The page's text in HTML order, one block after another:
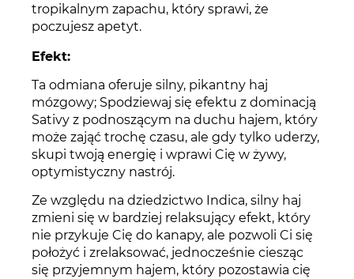
tropikalnym zapachu, który sprawi, że
poczujesz apetyt.
Efekt:
Ta odmiana oferuje silny, pikantny haj
mózgowy; Spodziewaj się efektu z dominacją
Sativy z podnoszącym na duchu hajem, który
może zająć trochę czasu, ale gdy tylko uderzy,
skupi twoją energię i wprawi Cię w żywy,
optymistyczny nastrój.
Ze względu na dziedzictwo Indica, silny haj
zmieni się w bardziej relaksujący efekt, który
nie przykuje Cię do kanapy, ale pozwoli Ci się
położyć i zrelaksować, jednocześnie ciesząc
się przyjemnym hajem, który pozostawia cię